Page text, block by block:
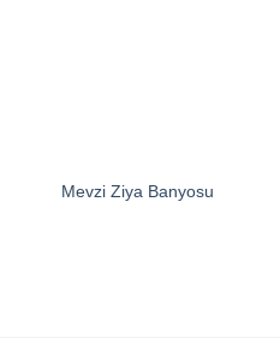
Mevzi Ziya Banyosu